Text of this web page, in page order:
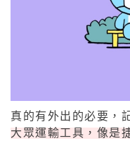
真的有外出的必要，
大眾運輸工具，像是